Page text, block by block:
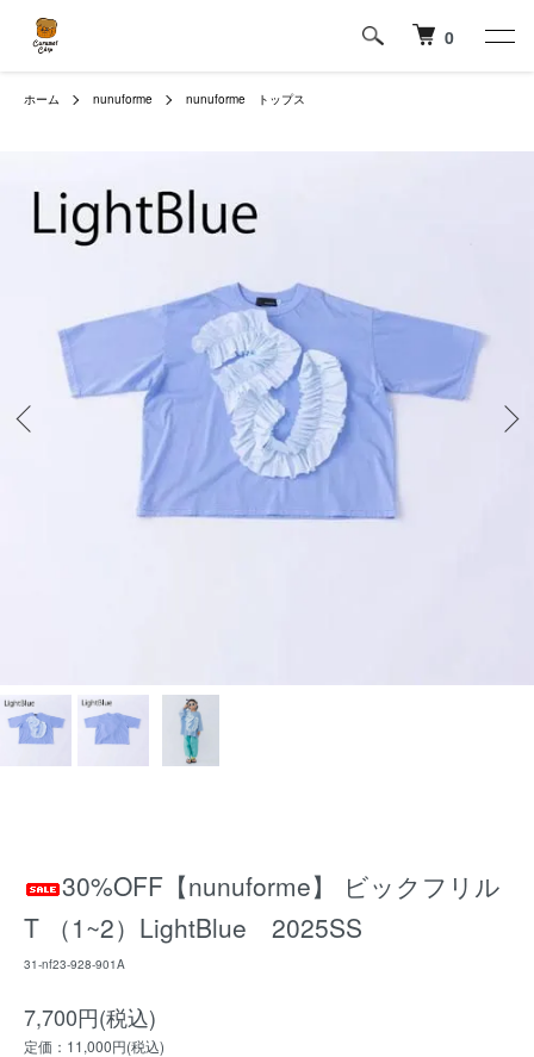
0
ホーム nunuforme nunuforme トップス
30%OFF【nunuforme】 ビックフリル
T （1~2）LightBlue 2025SS
31-nf23-928-901A
7,700円(税込)
定価：11,000円(税込)